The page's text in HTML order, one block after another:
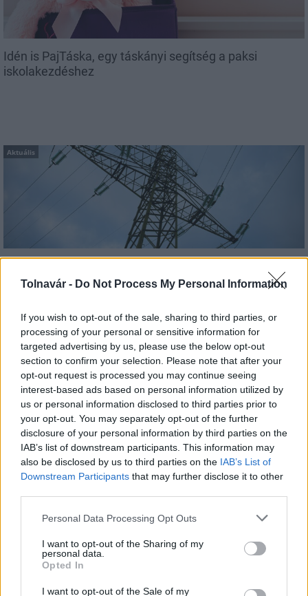
Tolnavár - Do Not Process My Personal Information
If you wish to opt-out of the sale, sharing to third parties, or
processing of your personal or sensitive information for
targeted advertising by us, please use the below opt-out
section to confirm your selection. Please note that after your
opt-out request is processed you may continue seeing
interest-based ads based on personal information utilized by
us or personal information disclosed to third parties prior to
your opt-out. You may separately opt-out of the further
disclosure of your personal information by third parties on the
IAB’s list of downstream participants. This information may
also be disclosed by us to third parties on the IAB’s List of
Downstream Participants that may further disclose it to other
Please note that this website/app uses one or more Google
not limited to your visit or usage behaviour. You may click to
grant or deny consent to Google and its third-party tags to
use your data for below specified purposes in below Google
consent section.
Personal Data Processing Opt Outs
I want to opt-out of the Sharing of my
personal data.
Opted In
I want to opt-out of the Sale of my
Idén is PajTáska, egy táskányi segítség a paksi
iskolakezdéshez
Aktuális
MAGYAR ÉPÍTŐK
Útépítés